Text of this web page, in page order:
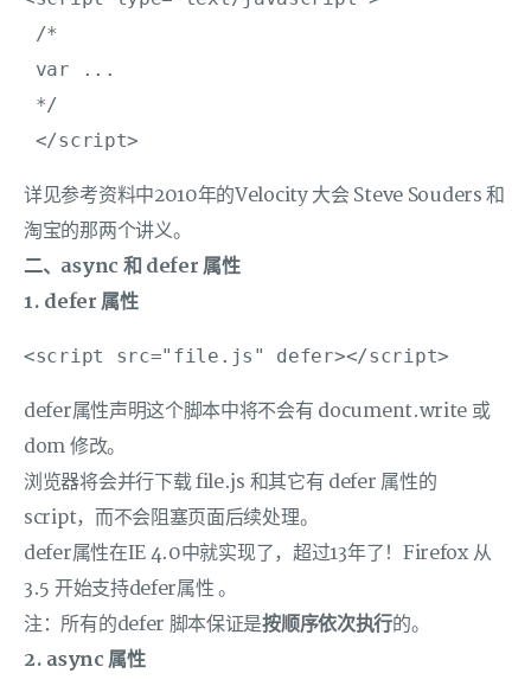
/*
var ...
*/
</script>
详见参考资料中2010年的Velocity 大会 Steve Souders 和
淘宝的那两个讲义。
二、async 和 defer 属性
1. defer 属性
<script src="file.js" defer></script>
defer属性声明这个脚本中将不会有 document.write 或
dom 修改。
浏览器将会并行下载 file.js 和其它有 defer 属性的
script，而不会阻塞页面后续处理。
defer属性在IE 4.0中就实现了，超过13年了！Firefox 从
3.5 开始支持defer属性 。
注：所有的defer 脚本保证是按顺序依次执行的。
2. async 属性